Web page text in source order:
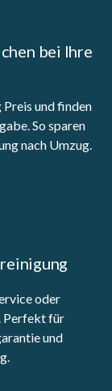
bei Ihre
Preis und finden
So sparen
nach Umzug.
oder
Perfekt für
und